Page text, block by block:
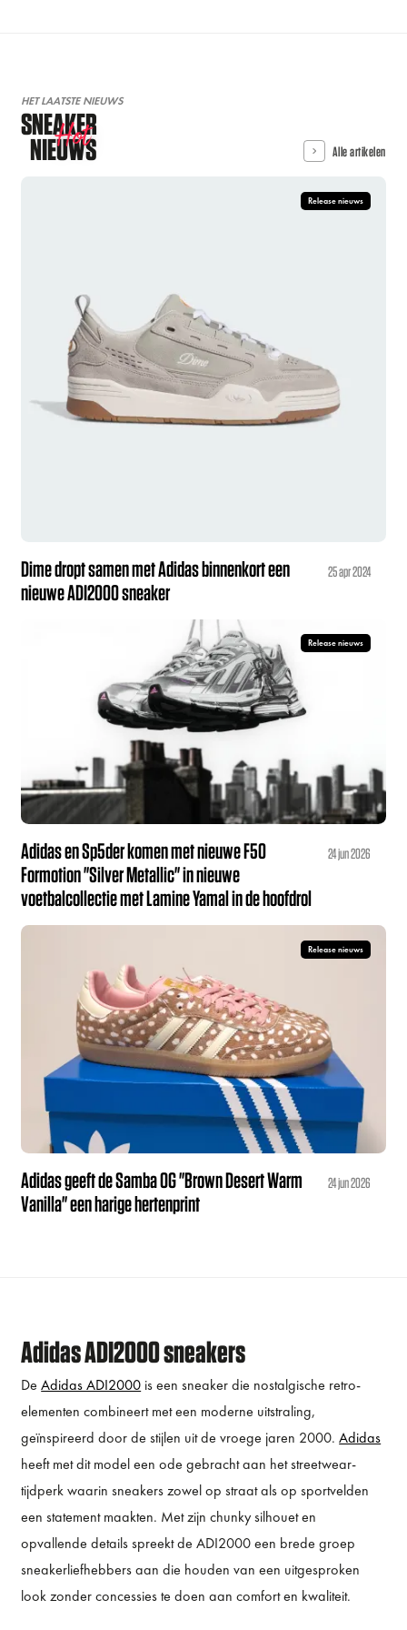
HET LAATSTE NIEUWS
SNEAKER
NIEUWS
Hot Alle artikelen
Release nieuws
Dime dropt samen met Adidas binnenkort een
nieuwe ADI2000 sneaker
25 apr 2024
Release nieuws
Adidas en Sp5der komen met nieuwe F50
Formotion "Silver Metallic" in nieuwe
voetbalcollectie met Lamine Yamal in de hoofdrol
24 jun 2026
Release nieuws
Adidas geeft de Samba OG "Brown Desert Warm
Vanilla" een harige hertenprint
24 jun 2026
Adidas ADI2000 sneakers
DeAdidas ADI2000 is een sneaker die nostalgische retro-
elementen combineert met een moderne uitstraling,
geïnspireerd door de stijlen uit de vroege jaren 2000.Adidas
heeft met dit model een ode gebracht aan het streetwear-
tijdperk waarin sneakers zowel op straat als op sportvelden
een statement maakten. Met zijn chunky silhouet en
opvallende details spreekt de ADI2000 een brede groep
sneakerliefhebbers aan die houden van een uitgesproken
look zonder concessies te doen aan comfort en kwaliteit.